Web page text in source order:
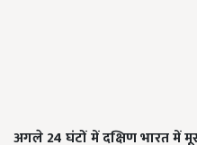
अगले 24घंटों में दक्षिण भारत में